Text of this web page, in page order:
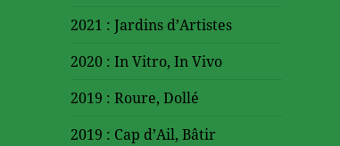
2021 : Jardins d’Artistes
2020 : In Vitro, In Vivo
2019 : Roure, Dollé
2019 : Cap d’Ail, Bâtir